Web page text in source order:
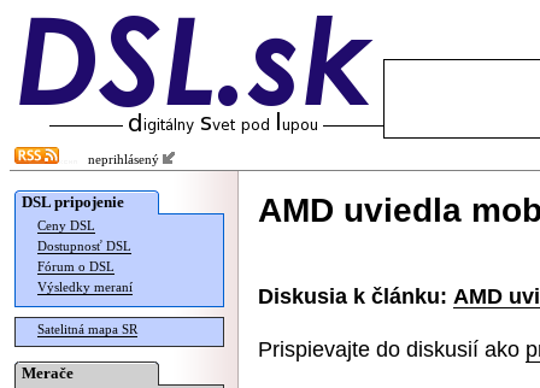
neprihlásený
DSL pripojenie
Ceny DSL
Dostupnosť DSL
Fórum o DSL
Výsledky meraní
Satelitná mapa SR
Merače
AMD uviedla
Diskusia k článku: AMD
Prispievajte do diskusií ako